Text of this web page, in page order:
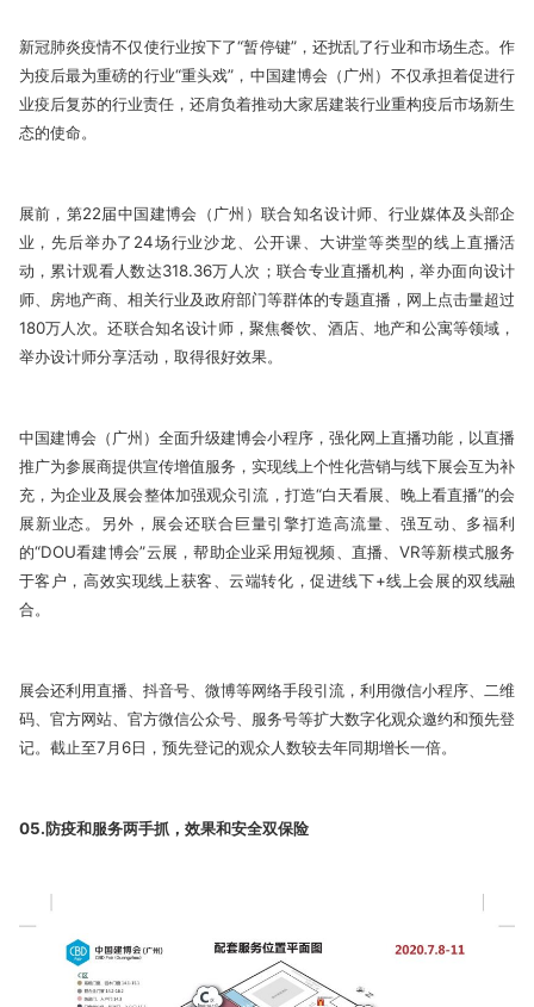
新冠肺炎疫情不仅使行业按下了“暂停键”，还扰乱了行业和市场生态。作
为疫后最为重磅的行业“重头戏”，中国建博会（广州）不仅承担着促进行
业疫后复苏的行业责任，还肩负着推动大家居建装行业重构疫后市场新生
态的使命。
展前，第22届中国建博会（广州）联合知名设计师、行业媒体及头部企
业，先后举办了24场行业沙龙、公开课、大讲堂等类型的线上直播活
动，累计观看人数达318.36万人次；联合专业直播机构，举办面向设计
师、房地产商、相关行业及政府部门等群体的专题直播，网上点击量超过
180万人次。还联合知名设计师，聚焦餐饮、酒店、地产和公寓等领域，
举办设计师分享活动，取得很好效果。
中国建博会（广州）全面升级建博会小程序，强化网上直播功能，以直播
推广为参展商提供宣传增值服务，实现线上个性化营销与线下展会互为补
充，为企业及展会整体加强观众引流，打造“白天看展、晚上看直播”的会
展新业态。另外，展会还联合巨量引擎打造高流量、强互动、多福利
的“DOU看建博会”云展，帮助企业采用短视频、直播、VR等新模式服务
于客户，高效实现线上获客、云端转化，促进线下+线上会展的双线融
合。
展会还利用直播、抖音号、微博等网络手段引流，利用微信小程序、二维
码、官方网站、官方微信公众号、服务号等扩大数字化观众邀约和预先登
记。截止至7月6日，预先登记的观众人数较去年同期增长一倍。
05.防疫和服务两手抓，效果和安全双保险